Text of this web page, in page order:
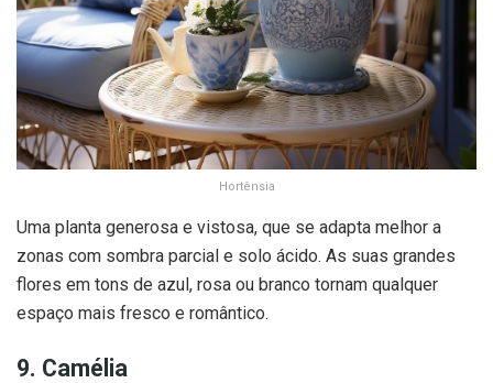
Hortênsia
Uma planta generosa e vistosa, que se adapta melhor a
zonas com sombra parcial e solo ácido. As suas grandes
flores em tons de azul, rosa ou branco tornam qualquer
espaço mais fresco e romântico.
9. Camélia